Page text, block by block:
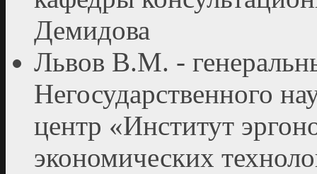
Демидова
Львов В.М. -
Негосударственного
центр «Институт
экономических